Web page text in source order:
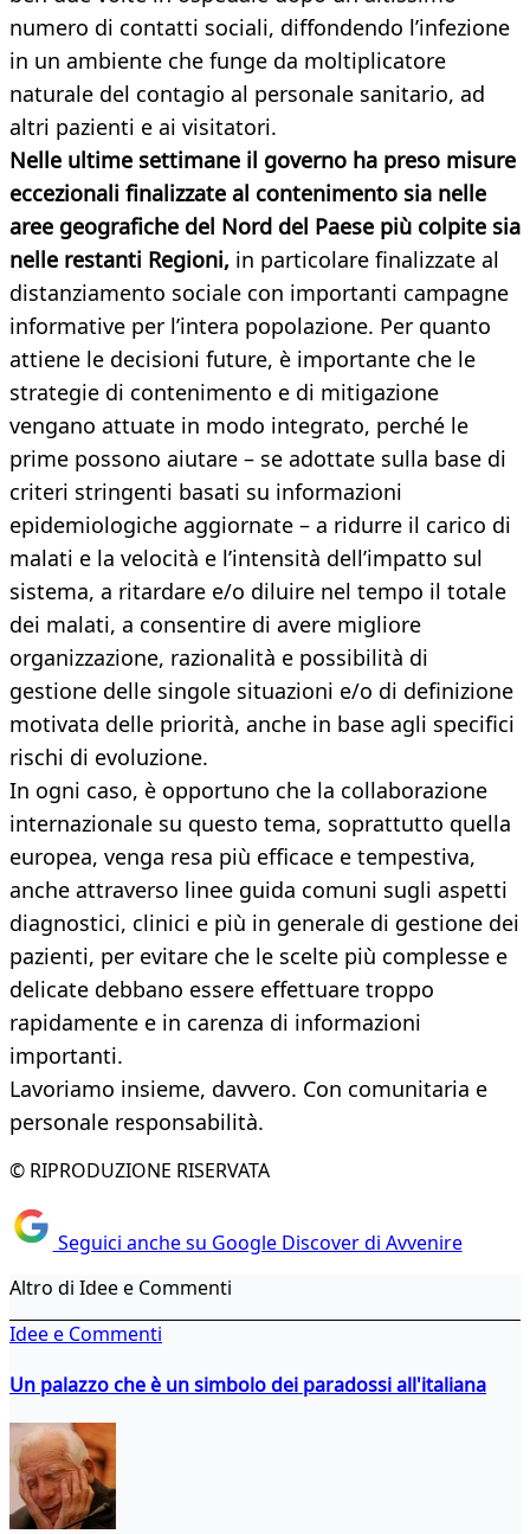
numero di contatti sociali, diffondendo l’infezione
in un ambiente che funge da moltiplicatore
naturale del contagio al personale sanitario, ad
altri pazienti e ai visitatori.
Nelle ultime settimane il governo ha preso misure
eccezionali finalizzate al contenimento sia nelle
aree geografiche del Nord del Paese più colpite sia
nelle restanti Regioni, in particolare finalizzate al
distanziamento sociale con importanti campagne
informative per l’intera popolazione. Per quanto
attiene le decisioni future, è importante che le
strategie di contenimento e di mitigazione
vengano attuate in modo integrato, perché le
prime possono aiutare – se adottate sulla base di
criteri stringenti basati su informazioni
epidemiologiche aggiornate – a ridurre il carico di
malati e la velocità e l’intensità dell’impatto sul
sistema, a ritardare e/o diluire nel tempo il totale
dei malati, a consentire di avere migliore
organizzazione, razionalità e possibilità di
gestione delle singole situazioni e/o di definizione
motivata delle priorità, anche in base agli specifici
rischi di evoluzione.
In ogni caso, è opportuno che la collaborazione
internazionale su questo tema, soprattutto quella
europea, venga resa più efficace e tempestiva,
anche attraverso linee guida comuni sugli aspetti
diagnostici, clinici e più in generale di gestione dei
pazienti, per evitare che le scelte più complesse e
delicate debbano essere effettuare troppo
rapidamente e in carenza di informazioni
importanti.
Lavoriamo insieme, davvero. Con comunitaria e
personale responsabilità.
© RIPRODUZIONE RISERVATA
Seguici anche su Google Discover di Avvenire
Altro di Idee e Commenti
Idee e Commenti
Un palazzo che è un simbolo dei paradossi all'italiana